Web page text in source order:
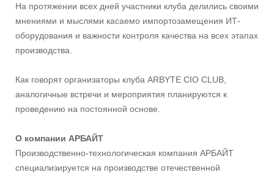
На протяжении всех дней участники клуба делились своими
мнениями и мыслями касаемо импортозамещения ИТ-
оборудования и важности контроля качества на всех этапах
производства.
Как говорят организаторы клуба ARBYTE CIO CLUB,
аналогичные встречи и мероприятия планируются к
проведению на постоянной основе.
О компании АРБАЙТ
Производственно-технологическая компания АРБАЙТ
специализируется на производстве отечественной